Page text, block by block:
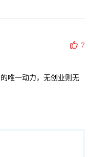
7
唯一动力，无创业则无